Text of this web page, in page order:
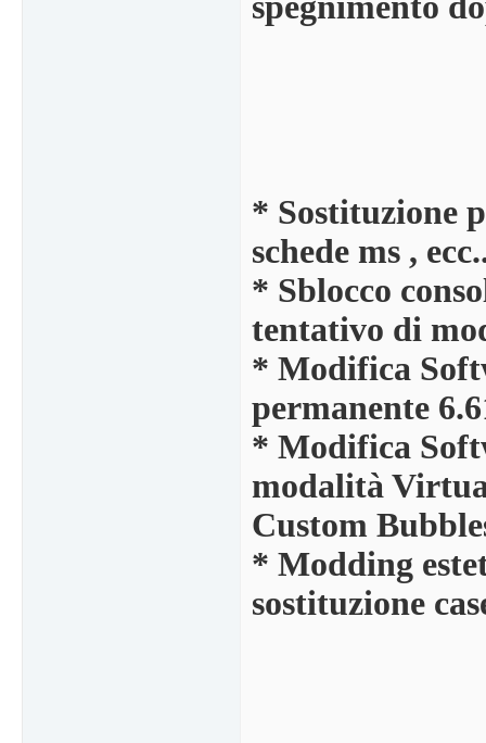
* Sostituzione
schede ms ,
* Sblocco
tentativo di
* Modifica
permanente
* Modifica
modalità
Custom
* Modding
sostituzione